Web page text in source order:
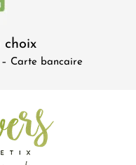
choix
Carte bancaire